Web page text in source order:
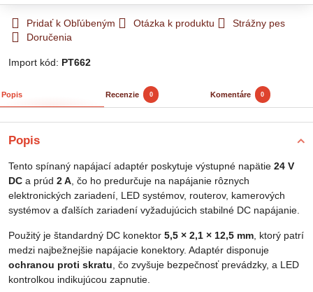
Pridať k Obľúbeným Otázka k produktu
Strážny pes
Doručenia
Import kód: PT662
Popis Recenzie 0 Komentáre 0
Popis
Tento spínaný napájací adaptér poskytuje výstupné napätie 24 V
DC a prúd 2 A, čo ho predurčuje na napájanie rôznych
elektronických zariadení, LED systémov, routerov, kamerových
systémov a ďalších zariadení vyžadujúcich stabilné DC napájanie.
Použitý je štandardný DC konektor 5,5 × 2,1 × 12,5 mm, ktorý patrí
medzi najbežnejšie napájacie konektory. Adaptér disponuje
ochranou proti skratu, čo zvyšuje bezpečnosť prevádzky, a LED
kontrolkou indikujúcou zapnutie.